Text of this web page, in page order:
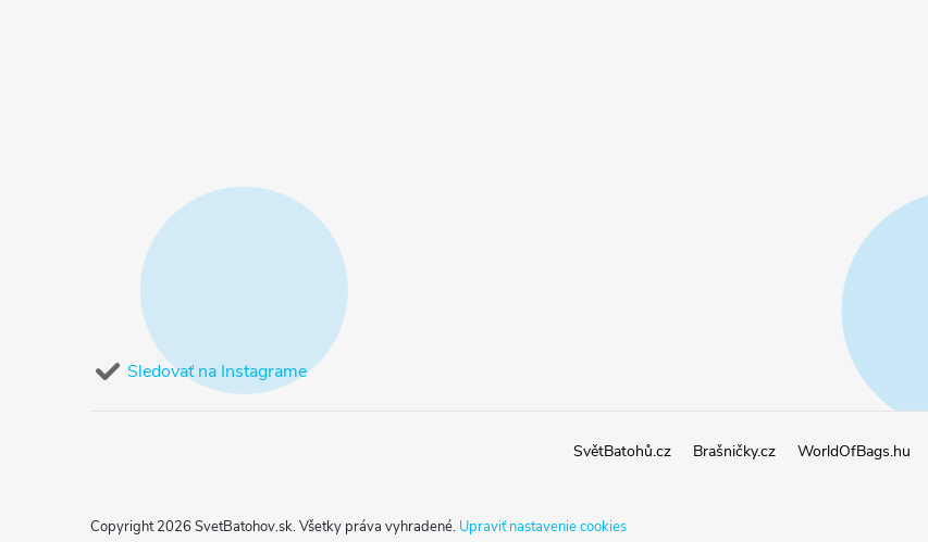
Sledovať na Instagrame
SvětBatohů.cz Brašničky.cz WorldOfBags.hu
Copyright 2026 SvetBatohov.sk. Všetky práva vyhradené. Upraviť nastavenie cookies